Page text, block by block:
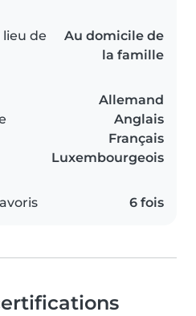
de
Au domicile de
la famille
Allemand
Anglais
Français
Luxembourgeois
6 fois